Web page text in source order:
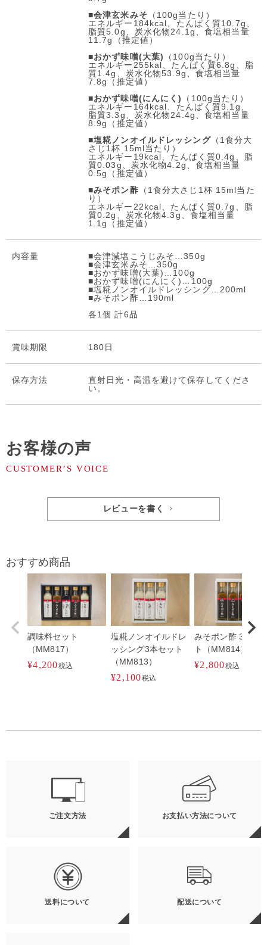
■会津玄米みそ （100g当たり）
エネルギー184kcal、たんぱく質10.7g、
脂質5.0g、炭水化物24.1g、食塩相当量
11.7g（推定値）
■おかず味噌(大葉)
（100g当たり）
エネルギー255kal、たんぱく質6.8g、脂
質1.4g、炭水化物53.9g、食塩相当量
7.8g（推定値）
■おかず味噌(にんにく)
（100g当たり）
エネルギー164kcal、たんぱく質9.1g、
脂質3.3g、炭水化物24.4g、食塩相当量
8.9g（推定値）
■塩糀ノンオイルドレッシング（1食分大
さじ1杯 15ml当たり）
エネルギー19kcal、たんぱく質0.4g、脂
質0.03g、炭水化物4.2g、食塩相当量
0.5g（推定値）
■みそポン酢 （1食分大さじ1杯 15ml当た
り）
エネルギー22kcal、たんぱく質0.7g、脂
質0.2g、炭水化物4.3g、食塩相当量
1.1g（推定値）
内容量
■会津減塩こうじみそ…350g
■会津玄米みそ…350g
■おかず味噌(大葉)…100g
■おかず味噌(にんにく)…100g
■塩糀ノンオイルドレッシング…200ml
■みそポン酢…190ml
各1個 計6品
賞味期限 180日
保存⽅法
直射日光・高温を避けて保存してくださ
い。
お客様の声
レビューを書く
おすすめ商品
調味料セット
（MM817）
¥4,200税込
塩糀ノンオイルドレ
ッシング3本セット
（MM813）
¥2,100税込
みそポン酢 3本セ
ト（MM814）
¥2,800税込
ご注文方法 お支払い方法について
送料について 配送について